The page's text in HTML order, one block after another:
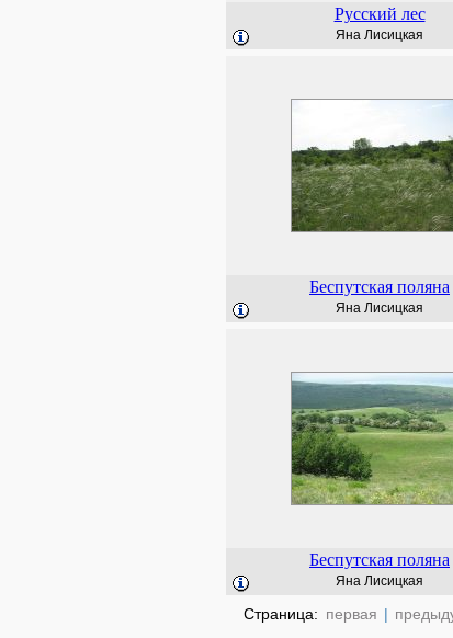
Русский лес
Яна Лисицкая
Беспутская поляна
Яна Лисицкая
Беспутская поляна
Яна Лисицкая
Страница: первая |